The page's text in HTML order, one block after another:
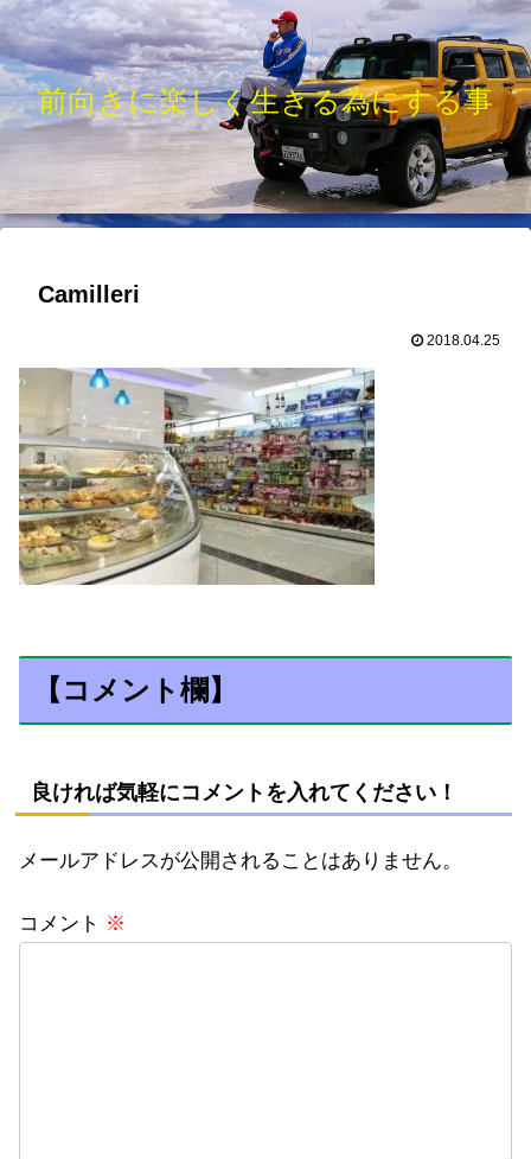
前向きに楽しく生きる為にする事
Camilleri
2018.04.25
【コメント欄】
良ければ気軽にコメントを入れてください！
メールアドレスが公開されることはありません。
コメント ※